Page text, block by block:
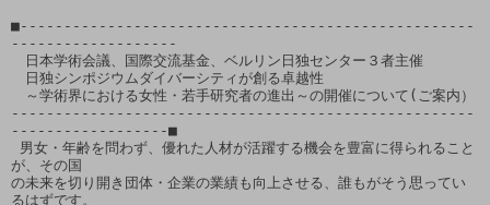
■----------------------------------------------------
-------------------
日本学術会議、国際交流基金、ベルリン日独センター３者主催
日独シンポジウムダイバーシティが創る卓越性
～学術界における女性・若手研究者の進出～の開催について(ご案内）
-----------------------------------------------------
------------------■
が、その国
の未来を切り開き団体・企業の業績も向上させる、誰もがそう思ってい
るはずです。